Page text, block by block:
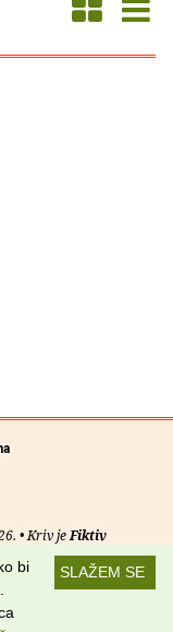
• Kriv jeFiktiv
RSS kanaliSLAŽEM SE
bi